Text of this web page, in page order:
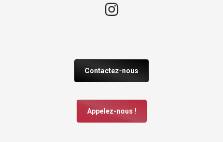
Contactez-nous
Appelez-nous !